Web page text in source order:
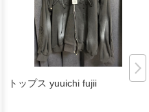
トップス yuuichi fujii